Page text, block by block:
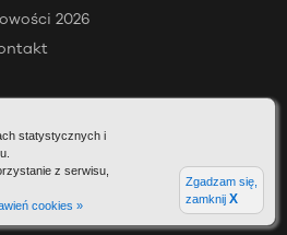
statystycznych i
z serwisu,
cookies »
Zgadzam się,
zamknij X
2026